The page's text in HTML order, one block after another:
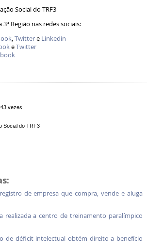
Social do TRF3
3ª Região nas redes sociais:
,Twittere Linkedin
eTwitter
vezes.
Social do TRF3
de empresa que compra, vende e aluga
realizada a centro de treinamento paralímpico
de déficit intelectual obtém direito a benefício